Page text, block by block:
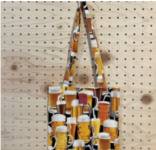
【y.y.williams】 7インチトートバッグ
／BEER
¥2,700
SOLD OUT